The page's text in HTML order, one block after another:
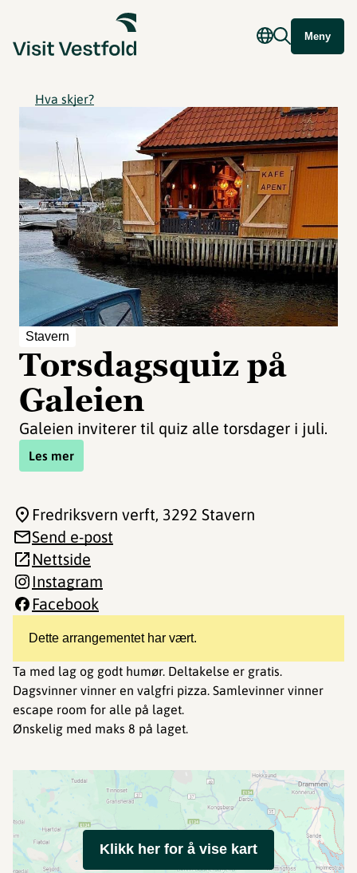
Meny
Hva skjer?
Stavern
Torsdagsquiz på
Galeien
Galeien inviterer til quiz alle torsdager i juli.
Les mer
Dette arrangementet har vært.
Ta med lag og godt humør. Deltakelse er gratis.
Dagsvinner vinner en valgfri pizza. Samlevinner vinner
escape room for alle på laget.
Ønskelig med maks 8 på laget.
Fredriksvern verft, 3292 Stavern
Send e-post
Nettside
Instagram
Facebook
Klikk her for å vise kart